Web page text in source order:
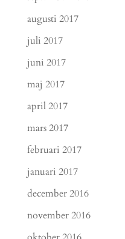
augusti 2017
juli 2017
juni 2017
maj 2017
april 2017
mars 2017
februari 2017
januari 2017
december 2016
november 2016